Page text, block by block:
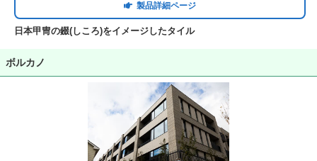
製品詳細ページ
日本甲冑の錣(しころ)をイメージしたタイル
ボルカノ